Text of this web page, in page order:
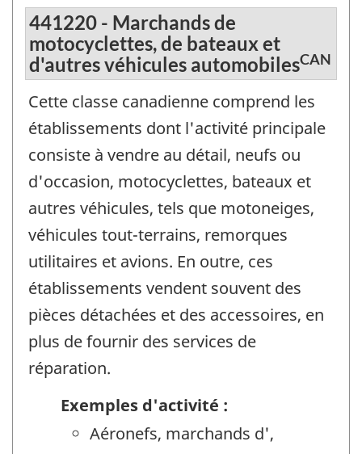
441220 - Marchands de
motocyclettes, de bateaux et
d'autres véhicules automobilesCAN
Cette classe canadienne comprend les
établissements dont l'activité principale
consiste à vendre au détail, neufs ou
d'occasion, motocyclettes, bateaux et
autres véhicules, tels que motoneiges,
véhicules tout-terrains, remorques
utilitaires et avions. En outre, ces
établissements vendent souvent des
pièces détachées et des accessoires, en
plus de fournir des services de
réparation.
Exemples d'activité :
Aéronefs, marchands d',